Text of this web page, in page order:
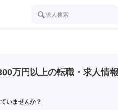
求人検索
万円以上の転職・求人情報
いませんか？